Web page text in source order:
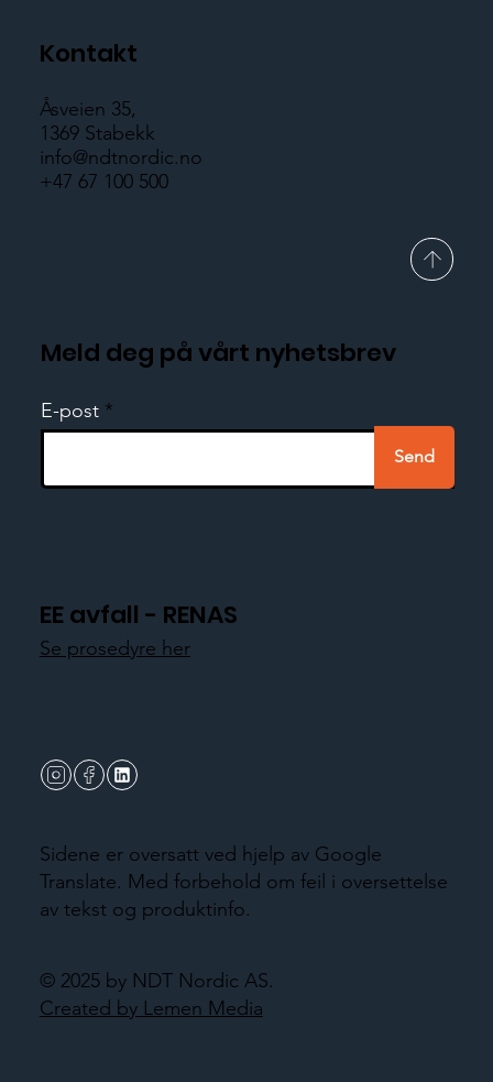
Kontakt
Åsveien 35,
1369 Stabekk
info@ndtnordic.no
+47 67 100 500
© 2025 by NDT Nordic AS.
Created by Lemen Media
Meld deg på vårt nyhetsbrev
E-post
Send
Sidene er oversatt ved hjelp av Google
Translate. Med forbehold om feil i oversettelse
av tekst og produktinfo.
EE avfall - RENAS
Se prosedyre her